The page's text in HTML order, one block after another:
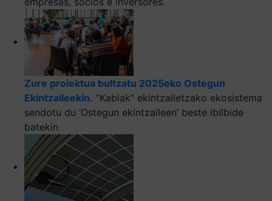
Zure proiektua bultzatu 2025eko Ostegun
Ekintzaileekin. "Kabiak" ekintzailetzako ekosistema
sendotu du ‘Ostegun ekintzaileen’ beste ibilbide
batekin